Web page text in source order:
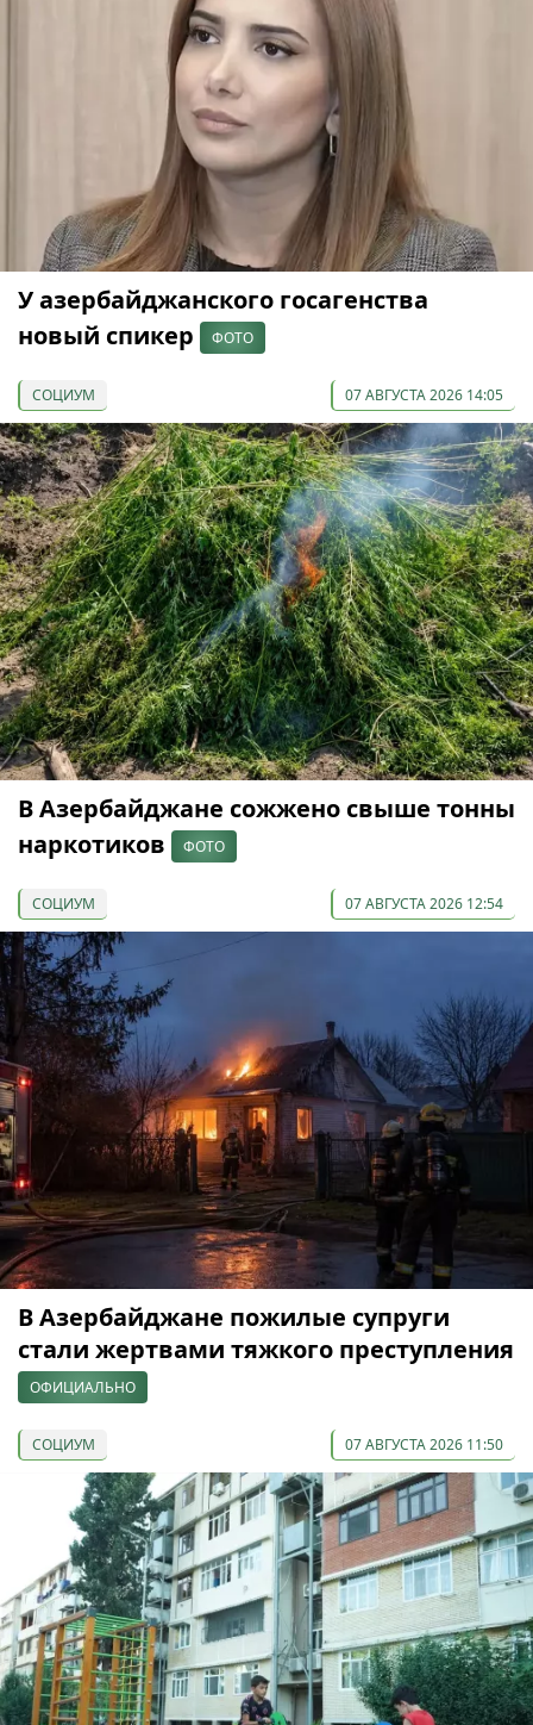
У азербайджанского госагенства
новый спикер
ФОТО
СОЦИУМ 07 АВГУСТА 2026 14:05
В Азербайджане сожжено свыше тонны
наркотиков
ФОТО
СОЦИУМ 07 АВГУСТА 2026 12:54
В Азербайджане пожилые супруги
стали жертвами тяжкого преступления
ОФИЦИАЛЬНО
СОЦИУМ 07 АВГУСТА 2026 11:50